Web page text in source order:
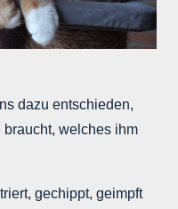
dazu entschieden,
welches ihm
gechippt, geimpft